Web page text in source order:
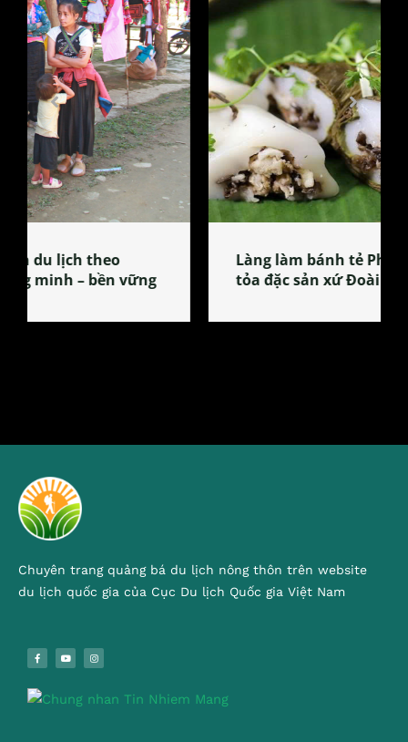
Làng làm bánh tẻ Phú Nhi – nơi lan
tỏa đặc sản xứ Đoài
Chuyên trang quảng bá du lịch nông thôn trên website
du lịch quốc gia của Cục Du lịch Quốc gia Việt Nam